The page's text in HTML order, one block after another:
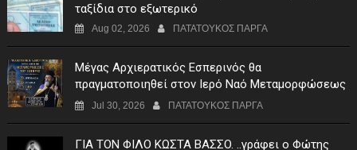
ταξίδια στο εξωτερικό
Aug 02, 2026 ΠΑΤΑΤΟΥΚΟΣ ΠΑΡΓΑ
Μέγας Αρχιερατικός Εσπερινός θα
πραγματοποιηθεί στον Ιερό Ναό Μεταμορφώσεως
του Σωτήρος Σταυροχωρίου στης 5 Αυγούστου
Jul 30, 2026 ΠΑΤΑΤΟΥΚΟΣ ΠΑΡΓΑ
ΓIA TON ΦIΛO KΩΣTA BAΣΣO. ..γράφει ο Φώτης